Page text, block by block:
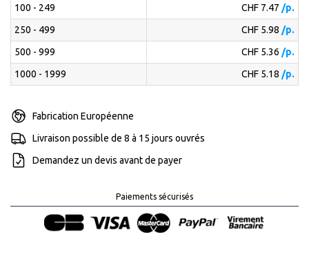
100 - 249
CHF 7.47 /p.
250 - 499
CHF 5.98 /p.
500 - 999
CHF 5.36 /p.
1000 - 1999
CHF 5.18 /p.
Fabrication Européenne
Livraison possible de 8 à 15 jours ouvrés
Demandez un devis avant de payer
Paiements sécurisés